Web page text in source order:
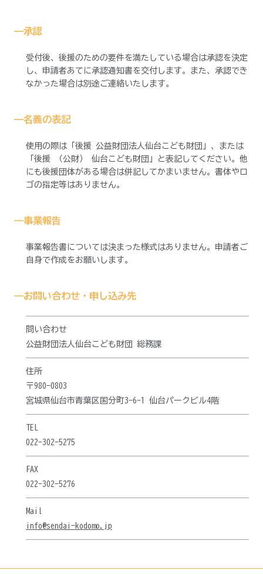
——承認
受付後、後援のための要件を満たしている場合は承認を決定
し、申請者あてに承認通知書を交付します。また、承認でき
なかった場合は別途ご連絡いたします。
——名義の表記
使用の際は「後援 公益財団法人仙台こども財団」、または
「後援 （公財） 仙台こども財団」と表記してください。他
にも後援団体がある場合は併記してかまいません。書体やロ
ゴの指定等はありません。
——事業報告
事業報告書については決まった様式はありません。申請者ご
自身で作成をお願いします。
——お問い合わせ・申し込み先
問い合わせ
公益財団法人仙台こども財団 総務課
住所
〒980-0803
宮城県仙台市青葉区国分町3-6-1 仙台パークビル4階
TEL
022-302-5275
FAX
022-302-5276
Mail
info@sendai-kodomo.jp